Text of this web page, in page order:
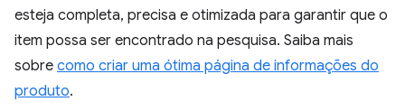
esteja completa, precisa e otimizada para garantir que o
item possa ser encontrado na pesquisa. Saiba mais
sobre como criar uma ótima página de informações do
produto.